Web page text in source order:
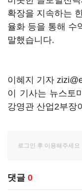
확장을 지속하는
율화 등을 통해 수
말했습니다.
이혜지 기자
이 기사는 뉴스토
강영관 산업2부장
댓글 0